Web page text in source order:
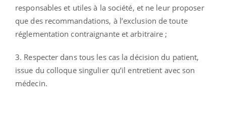
responsables et utiles à la société, et ne leur proposer
que des recommandations, à l’exclusion de toute
réglementation contraignante et arbitraire ;
3. Respecter dans tous les cas la décision du patient,
issue du colloque singulier qu’il entretient avec son
médecin.